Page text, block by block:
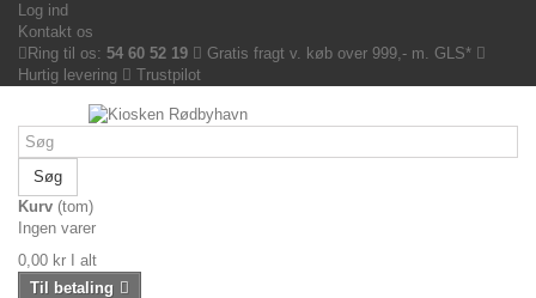
Log ind
Kontakt os
Ring til os: 54 60 52 19
Gratis fragt v. køb over 999,- m. GLS*
Hurtig levering
Trustpilot
Søg
Kurv (tom)
Ingen varer
0,00 kr
I alt
Til betaling